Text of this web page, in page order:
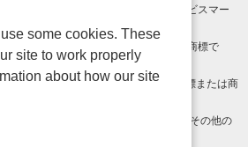
です。App Store は Apple Inc. のサービスマー
び Google Play ロゴ は Google LLC の商標で
米国およびその他の国における登録商標または商
PDF は、Adobe Inc.の米国およびその他の
some cookies. These
site to work properly
about how our site